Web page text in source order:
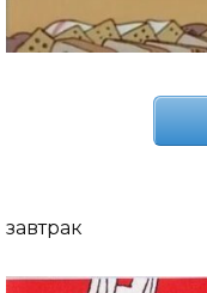
завтрак